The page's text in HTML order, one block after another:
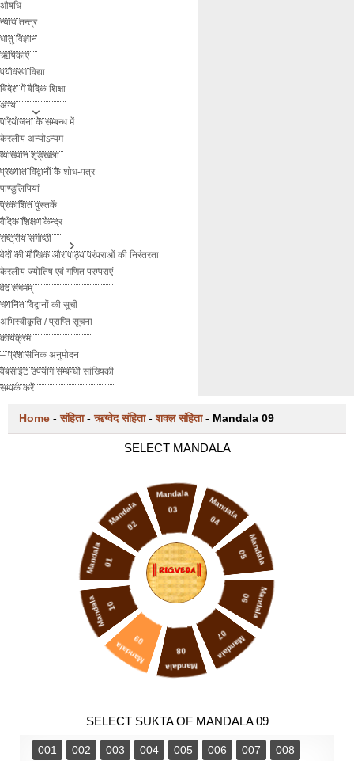
औषधि
न्याय तन्त्र
धातु विज्ञान
ऋषिकाएं
पर्यावरण विद्या
विदेश में वैदिक शिक्षा
अन्य
परियोजना के सम्बन्ध में
केरलीय अन्योऽन्यम
व्याख्यान शृङ्खला
प्रख्यात विद्वानों के शोध-पत्र
पाण्डुलिपियां
प्रकाशित पुस्तकें
वैदिक शिक्षण केन्द्र
राष्ट्रीय संगोष्ठी
वेदों की मौखिक और पाठ्य परंपराओं की निरंतरता
केरलीय ज्योतिष एवं गणित परम्पराएं
वेद संगमम्
चयनित विद्वानों की सूची
अभिस्वीकृति / प्राप्ति सूचना
कार्यक्रम
– प्रशासनिक अनुमोदन
वेबसाइट उपयोग सम्बन्धी सांख्यिकी
सम्पर्क करें
Home -संहिता-ऋग्वेद संहिता-शक्ल संहिता- Mandala 09
SELECT MANDALA
Mandala 01
Mandala
02
Mandala
03 Mandala
04
Mandala
05
Mandala
06
Mandala
07
Mandala
08
Mandala
09
Mandala 10
SELECT SUKTA OF MANDALA 09
001 002 003 004 005 006 007
008